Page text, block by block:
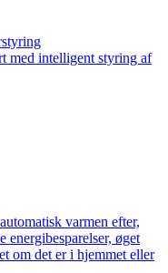
med intelligent styring af
varmen efter,
energibesparelser, øget
om det er i hjemmet eller